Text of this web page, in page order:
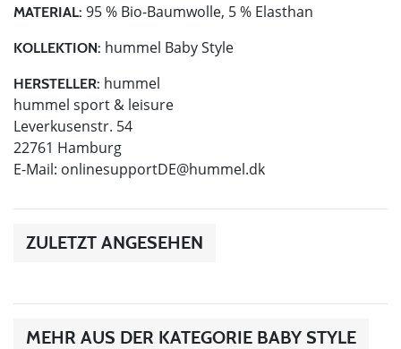
MATERIAL: 95 % Bio-Baumwolle, 5 % Elasthan
KOLLEKTION: hummel Baby Style
HERSTELLER: hummel
hummel sport & leisure
Leverkusenstr. 54
22761 Hamburg
E-Mail: onlinesupportDE@hummel.dk
ZULETZT ANGESEHEN
MEHR AUS DER KATEGORIE BABY STYLE